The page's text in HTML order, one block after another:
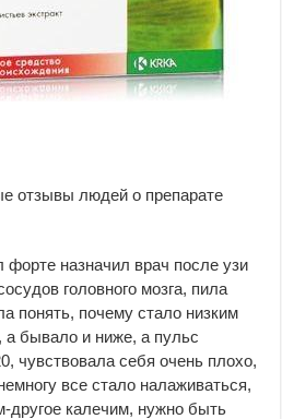
отзывы людей о препарате
форте назначил врач после узи
головного мозга, пила
понять, почему стало низким
а бывало и ниже, а пульс
чувствовала себя очень плохо,
все стало налаживаться,
другое калечим, нужно быть